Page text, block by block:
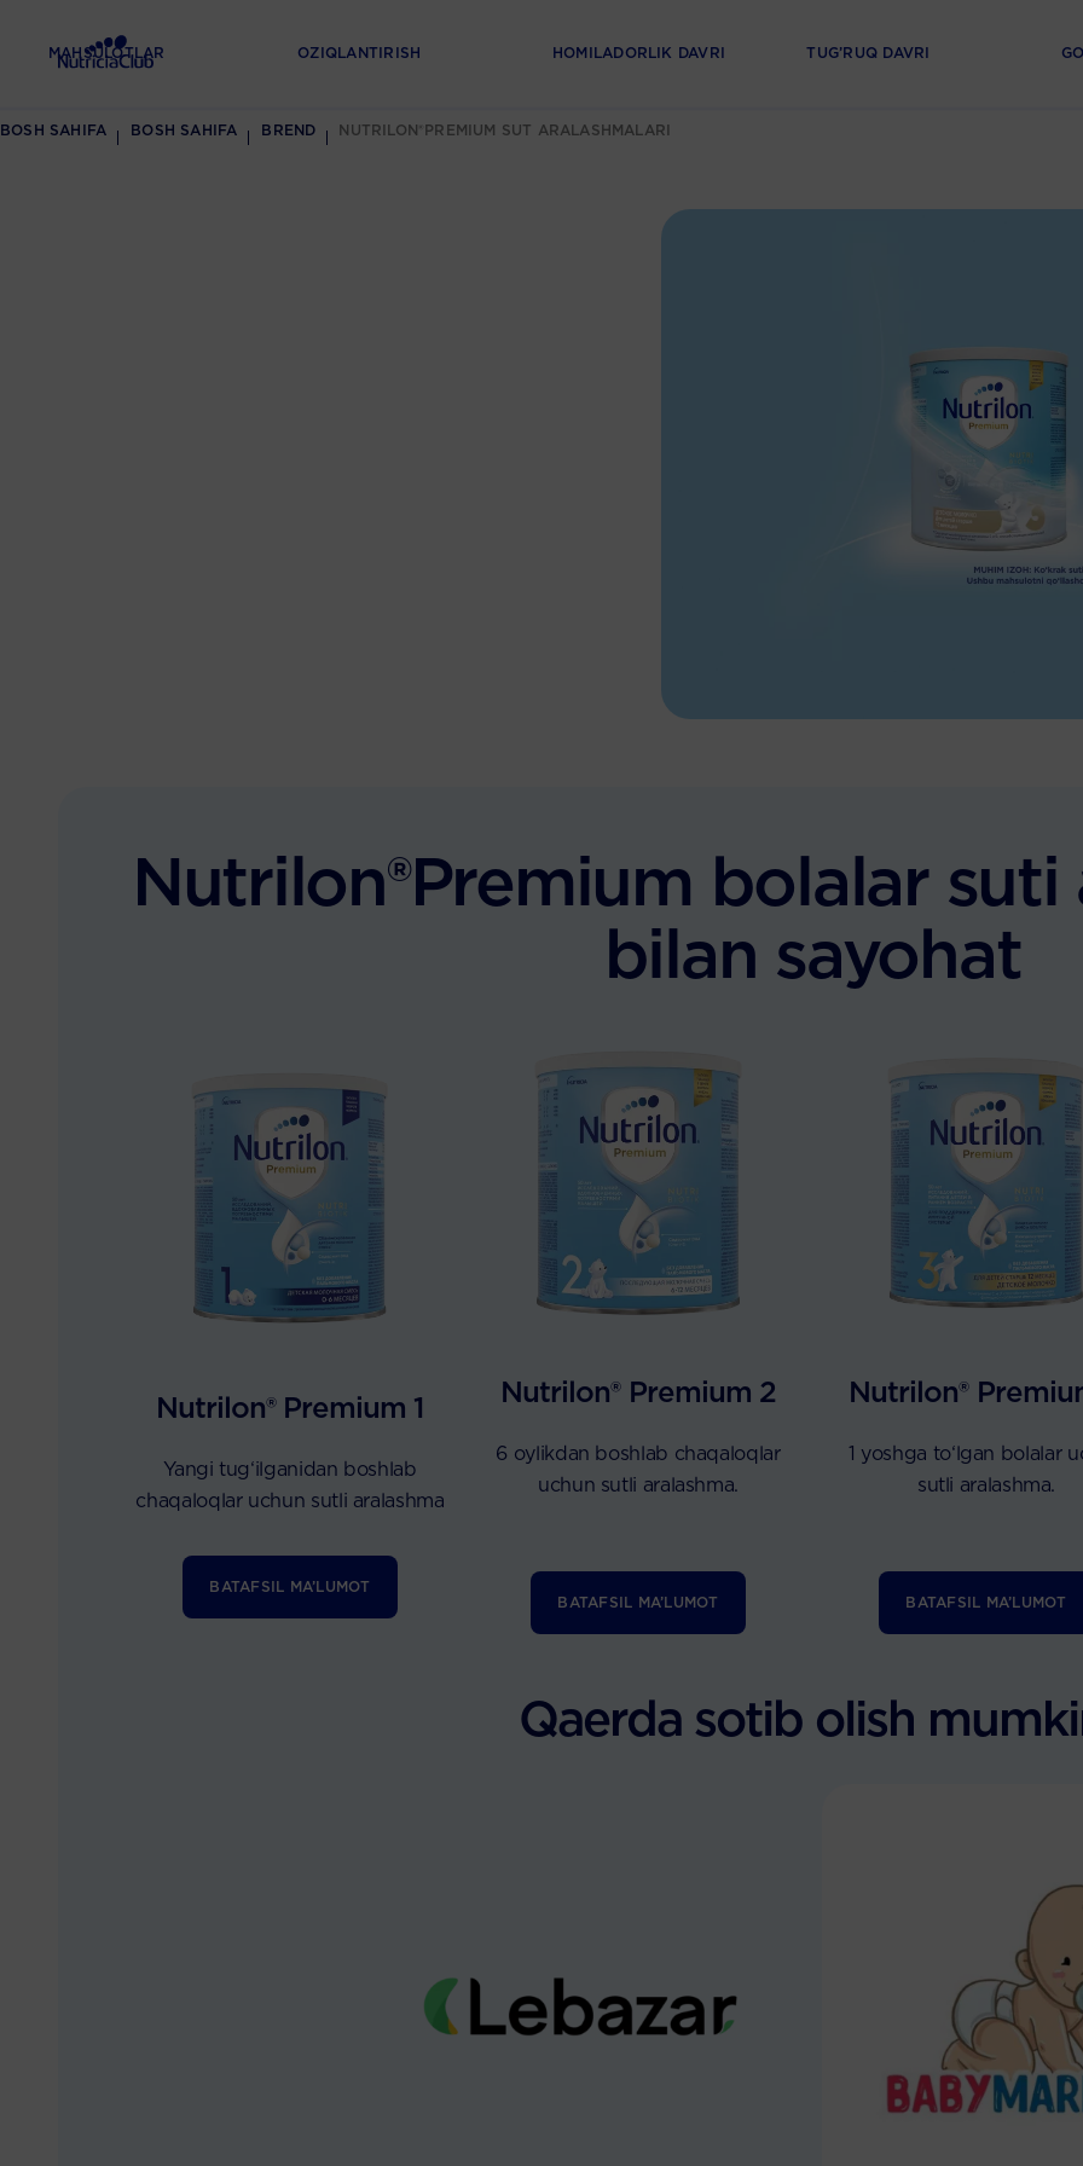
MAHSULOTLAR OZIQLANTIRISH HOMILADORLIK DAVRI TUG’RUQ DAVRI
BOSH SAHIFA BOSH SAHIFA BREND NUTRILON®PREMIUM SUT ARALASHMALARI
Nutrilon®Premium bolalar suti
bilan sayohat
Nutrilon® Premium 1
Yangi tug‘ilganidan boshlab
chaqaloqlar uchun sutli aralashma
BATAFSIL MA’LUMOT
Nutrilon® Premium 2
6 oylikdan boshlab chaqaloqlar
uchun sutli aralashma.
BATAFSIL MA’LUMOT
Nutrilon®
1 yoshga to‘lgan bolalar
sutli aralashma.
BATAFSIL MA’LUMOT
Qaerda sotib olish